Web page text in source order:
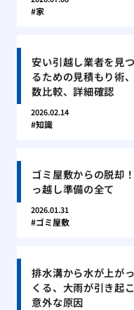
家
安い引越し業者を見
るための見積もり術
数比較、詳細確認
2026.02.14
知識
ゴミ屋敷からの脱却
っ越し準備の全て
2026.01.31
ゴミ屋敷
排水溝から水が上が
くる、大雨が引き起
意外な原因